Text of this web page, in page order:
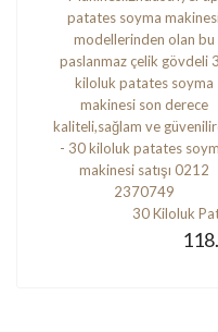
30 Kiloluk